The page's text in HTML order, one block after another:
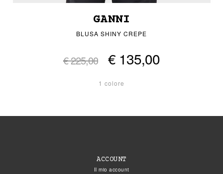
GANNI
BLUSA SHINY CREPE
€ 225,00 € 135,00
1 colore
ACCOUNT
Il mio account